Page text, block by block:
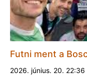
Futni ment a
2026. június. 20. 22:36